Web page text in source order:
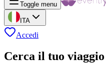
Toggle menu
ITA
Accedi
Cerca il tuo viaggio